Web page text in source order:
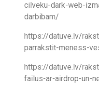
cilveku-dark-web-
darbibam/
https://datuve.lv/
parrakstit-meness-
https://datuve.lv/
failus-ar-airdrop-un-